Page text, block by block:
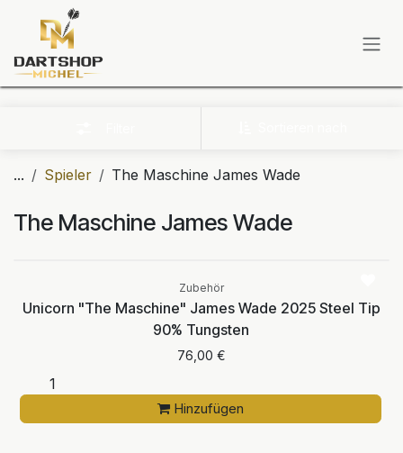
Zum Inhalt springen
... Spieler The Maschine James Wade
The Maschine James Wade
Zubehör
Unicorn "The Maschine" James Wade 2025 Steel Tip
90% Tungsten
76,00 €
Hinzufügen